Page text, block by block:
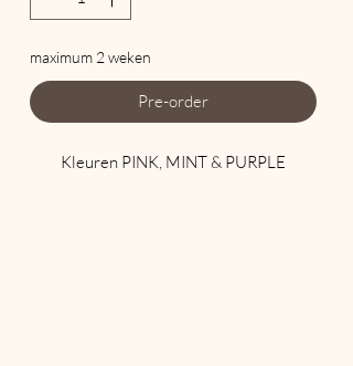
maximum 2 weken
Pre-order
Kleuren PINK, MINT & PURPLE